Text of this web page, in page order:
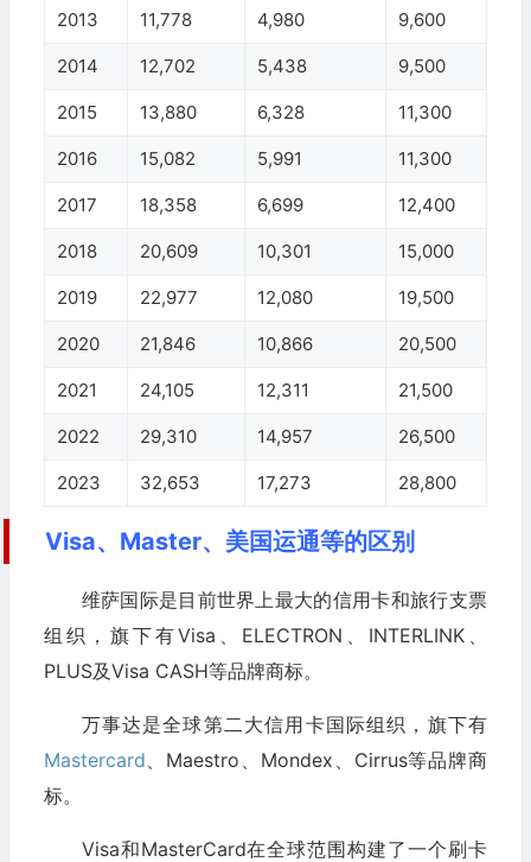
2013 11,778 4,980 9,600
2014 12,702 5,438 9,500
2015 13,880 6,328 11,300
2016 15,082 5,991 11,300
2017 18,358 6,699 12,400
2018 20,609 10,301 15,000
2019 22,977 12,080 19,500
2020 21,846 10,866 20,500
2021 24,105 12,311 21,500
2022 29,310 14,957 26,500
2023 32,653 17,273 28,800
Visa、Master、美国运通等的区别
维萨国际是目前世界上最大的信用卡和旅行支票
组织，旗下有Visa、ELECTRON、INTERLINK、
PLUS及Visa CASH等品牌商标。
万事达是全球第二大信用卡国际组织，旗下有
Mastercard 、Maestro、Mondex、Cirrus等品牌商
标。
Visa和MasterCard在全球范围构建了一个刷卡